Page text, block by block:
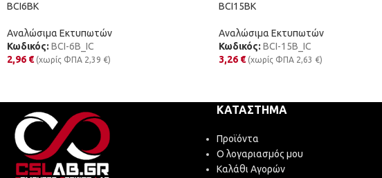
BCI6BK
Αναλώσιμα Εκτυπωτών
Κωδικός: BCI-6B_IC
2,96 € (χωρίς ΦΠΑ 2,39 €)
BCI15BK
Αναλώσιμα Εκτυπωτών
Κωδικός: BCI-15B_IC
3,26 € (χωρίς ΦΠΑ 2,63 €)
ΚΑΤΆΣΤΗΜΑ
Προϊόντα
Ο λογαριασμός μου
Καλάθι Αγορών